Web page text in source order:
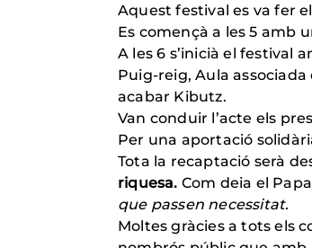
Aquest festival es va fer
Es començà a les 5 amb
A les 6 s’inicià el festival
Puig-reig, Aula
acabar Kibutz.
Van conduir l’acte els
Per una aportació
Tota la recaptació serà
riquesa. Com deia el
que passen necessitat.
Moltes gràcies a tots els